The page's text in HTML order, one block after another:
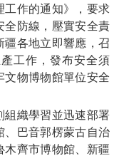
工作的通知》，要求
全防線，壓實安全責
疆各地立即響應，召
工作，發布安全須
文物博物館單位安全
織學習並迅速部署
、巴音郭楞蒙古自治
木齊市博物館、新疆